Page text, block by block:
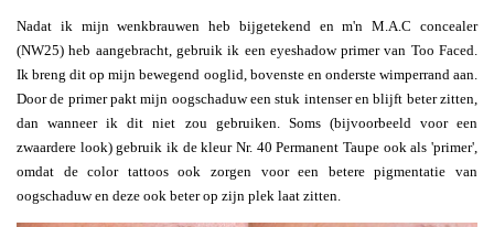
Nadat ik mijn wenkbrauwen heb bijgetekend en m'n M.A.C concealer
(NW25) heb aangebracht, gebruik ik een eyeshadow primer van Too Faced.
Ik breng dit op mijn bewegend ooglid, bovenste en onderste wimperrand aan.
Door de primer pakt mijn oogschaduw een stuk intenser en blijft beter zitten,
dan wanneer ik dit niet zou gebruiken. Soms (bijvoorbeeld voor een
zwaardere look) gebruik ik de kleur Nr. 40 Permanent Taupe ook als 'primer',
omdat de color tattoos ook zorgen voor een betere pigmentatie van
oogschaduw en deze ook beter op zijn plek laat zitten.